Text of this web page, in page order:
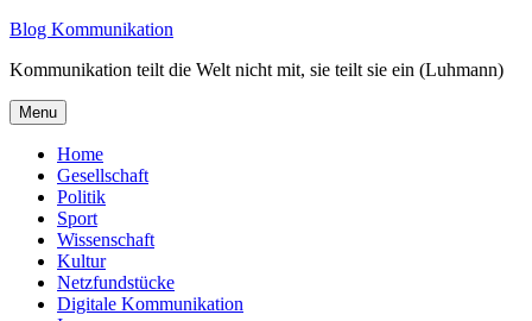
Skip
content
Blog Kommunikation
Kommunikation teilt die Welt nicht mit, sie teilt sie ein (Luhmann)
Menu
Home
Gesellschaft
Politik
Sport
Wissenschaft
Kultur
Netzfundstücke
Digitale Kommunikation